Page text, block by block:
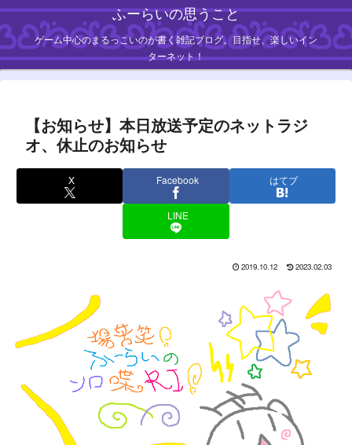
ふーらいの思うこと
ゲーム中心のまるっこいのが書く雑記ブログ。目指せ、楽しいイン
ターネット！
【お知らせ】本日放送予定のネットラジ
オ、休止のお知らせ
X Facebook はてブ
LINE
2019.10.12 2023.02.03